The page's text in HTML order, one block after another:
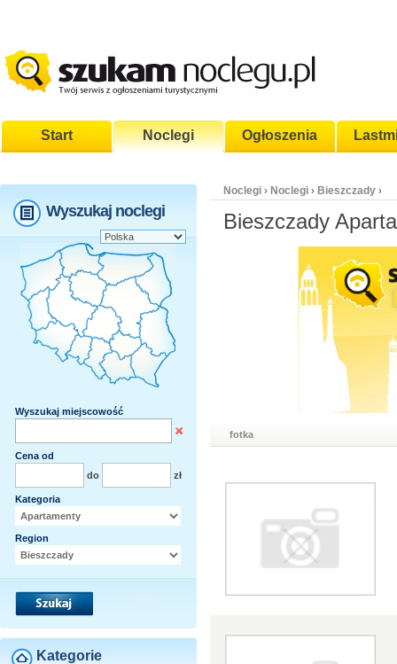
Start Noclegi Ogłoszenia
Wyszukaj noclegi
Wyszukaj miejscowość
Cena od
do
zł
Kategoria
Region
Kategorie
Noclegi › Noclegi › Bieszczady ›
Bieszczady
fotka